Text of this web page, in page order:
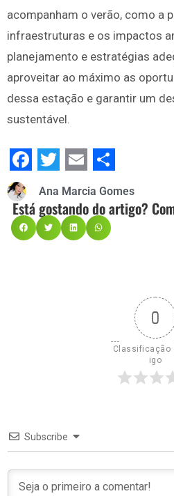
acompanham o verão, como a
infraestruturas e os impactos
planejamento e estratégias
aproveitar ao máximo as
dessa estação e garantir um
sustentável.
Facebook
Twitter
Email
Share
Ana Marcia Gomes
Está gostando do artigo?
0
Classificação
igo
Subscribe